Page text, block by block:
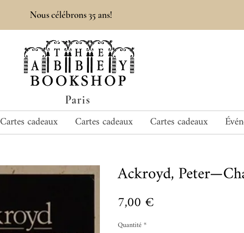
Paris
Nous célébrons 35 ans!
Cartes cadeaux Cartes cadeaux Cartes cadeaux
Ackroyd,
7,00 €
Quantité*